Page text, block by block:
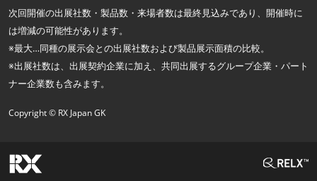
次回開催の出展社数・製品数・来場者数は最終見込みであり、開催時に
は増減の可能性があります。
※最大…同種の展示会との出展社数および製品展示面積の比較。
※出展社数は、出展契約企業に加え、共同出展するグループ企業・パート
ナー企業数も含みます。
Copyright © RX Japan GK